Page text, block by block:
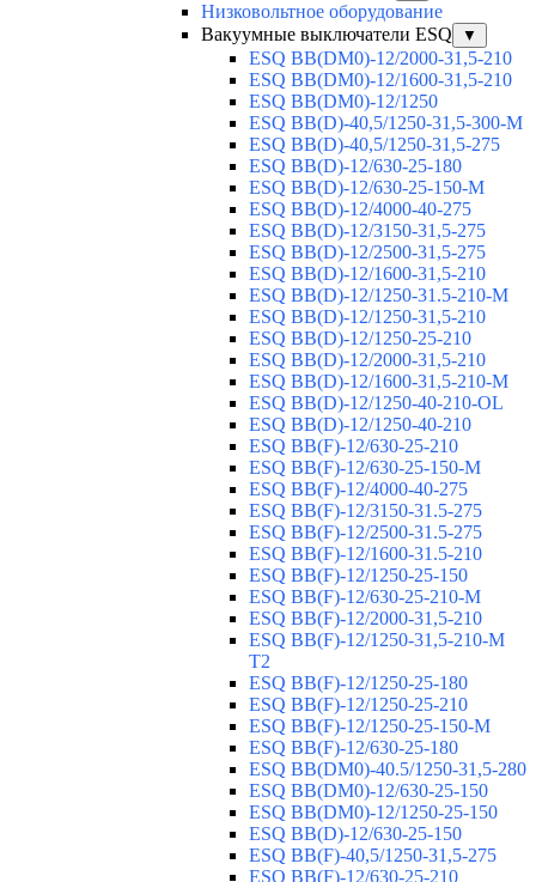
Низковольтное оборудование
Вакуумные выключатели ESQ
▼
ESQ ВВ(DM0)-12/2000-31,5-210
ESQ ВВ(DM0)-12/1600-31,5-210
ESQ ВВ(DM0)-12/1250
ESQ ВВ(D)-40,5/1250-31,5-300-М
ESQ ВВ(D)-40,5/1250-31,5-275
ESQ ВВ(D)-12/630-25-180
ESQ ВВ(D)-12/630-25-150-М
ESQ ВВ(D)-12/4000-40-275
ESQ ВВ(D)-12/3150-31,5-275
ESQ ВВ(D)-12/2500-31,5-275
ESQ ВВ(D)-12/1600-31,5-210
ESQ ВВ(D)-12/1250-31.5-210-М
ESQ ВВ(D)-12/1250-31,5-210
ESQ ВВ(D)-12/1250-25-210
ESQ BB(D)-12/2000-31,5-210
ESQ BB(D)-12/1600-31,5-210-М
ESQ BB(D)-12/1250-40-210-OL
ESQ BB(D)-12/1250-40-210
ESQ ВВ(F)-12/630-25-210
ESQ ВВ(F)-12/630-25-150-М
ESQ ВВ(F)-12/4000-40-275
ESQ ВВ(F)-12/3150-31.5-275
ESQ ВВ(F)-12/2500-31.5-275
ESQ ВВ(F)-12/1600-31.5-210
ESQ ВВ(F)-12/1250-25-150
ESQ BB(F)-12/630-25-210-М
ESQ BB(F)-12/2000-31,5-210
ESQ BB(F)-12/1250-31,5-210-М
T2
ESQ BB(F)-12/1250-25-180
ESQ ВВ(F)-12/1250-25-210
ESQ ВВ(F)-12/1250-25-150-М
ESQ BB(F)-12/630-25-180
ESQ ВВ(DM0)-40.5/1250-31,5-280
ESQ ВВ(DM0)-12/630-25-150
ESQ ВВ(DM0)-12/1250-25-150
ESQ BB(D)-12/630-25-150
ESQ ВВ(F)-40,5/1250-31,5-275
ESQ ВВ(F)-12/630-25-210